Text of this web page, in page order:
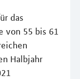
das
von 55 bis 61
Halbjahr